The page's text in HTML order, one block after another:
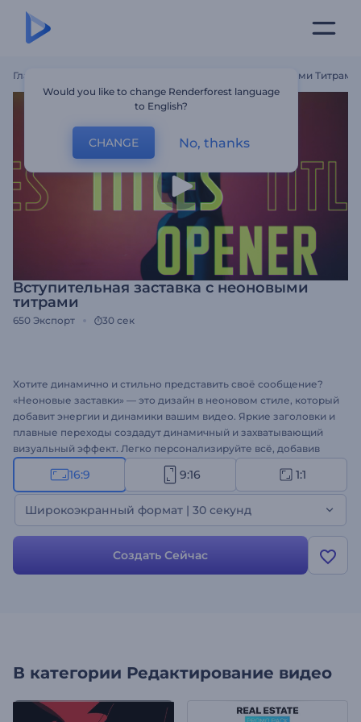
Главная Вступительная Заставка С Неоновыми Титрами
Вступительная заставка с неоновыми
титрами
650 Экспорт 30 сек
Хотите динамично и стильно представить своё сообщение?
«Неоновые заставки» — это дизайн в неоновом стиле, который
добавит энергии и динамики вашим видео. Яркие заголовки и
плавные переходы создадут динамичный и захватывающий
визуальный эффект. Легко персонализируйте всё, добавив
свой текст, медиафайлы и фоновую музыку в соответствии с
вашими творческими потребностями. Идеально подходит для
заставок мероприятий, социальных сетей, брендинга и других
рекламных видеороликов. Создавайте прямо сейчас!
16:9 9:16 1:1
Широкоэкранный формат | 30 секунд
Создать Сейчас
В категории Редактирование видео
Would you like to change Renderforest language
to English?
CHANGE No, thanks